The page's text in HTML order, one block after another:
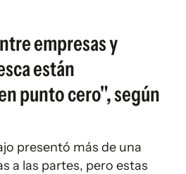
empresas y
están
punto cero", según
presentó más de una
a las partes, pero estas